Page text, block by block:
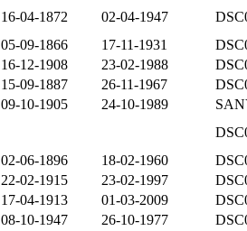
16-04-1872 02-04-1947
05-09-1866 17-11-1931
16-12-1908 23-02-1988
15-09-1887 26-11-1967
09-10-1905 24-10-1989
02-06-1896 18-02-1960
22-02-1915 23-02-1997
17-04-1913 01-03-2009
08-10-1947 26-10-1977